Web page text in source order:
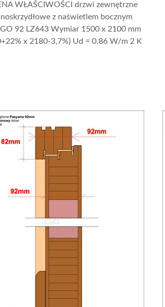
WŁAŚCIWOŚCI drzwi zewnętrzne
z naświetlem bocznym
92 LZ643 Wymiar 1500 x 2100 mm
x 2180-3,7%) Ud = 0.86 W/m 2 K